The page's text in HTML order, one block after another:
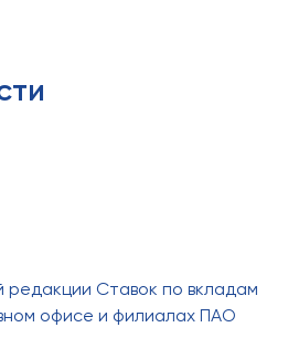
редакции Ставок по вкладам
офисе и филиалах ПАО